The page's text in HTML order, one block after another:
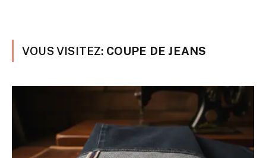
VOUS VISITEZ: COUPE DE JEANS